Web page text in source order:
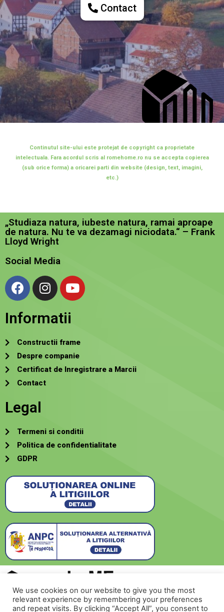
Contact
Continutul site-ului este protejat de copyright ca proprietate
intelectuala. Fara acordul scris al romehome.ro nu se accepta copierea
(sub orice forma) a oricarei parti din website (design, text, imagini,
etc.)
„Studiaza natura, iubeste natura, ramai aproape
de natura. Nu te va dezamagi niciodata.“ – Frank
Lloyd Wright
Social Media
Informatii
Constructii frame
Despre companie
Certificat de Inregistrare a Marcii
Contact
Legal
Termeni si conditii
Politica de confidentialitate
GDPR
Creat deSecurMeNow
We use cookies on our website to give you the most
relevant experience by remembering your preferences
and repeat visits. By clicking “Accept All”, you consent to